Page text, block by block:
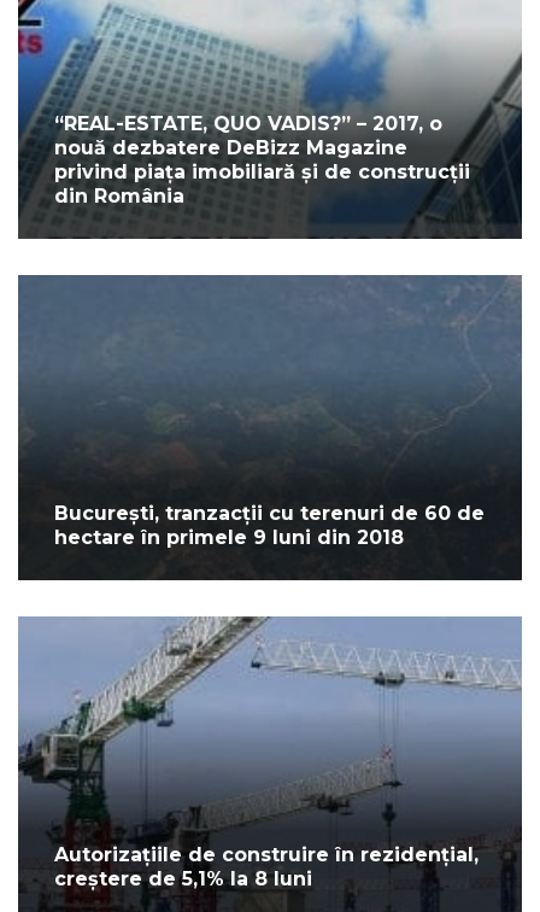
“REAL-ESTATE, QUO VADIS?” – 2017, o
nouă dezbatere DeBizz Magazine
privind piața imobiliară și de construcții
din România
București, tranzacții cu terenuri de 60 de
hectare în primele 9 luni din 2018
Autorizațiile de construire în rezidențial,
creștere de 5,1% la 8 luni